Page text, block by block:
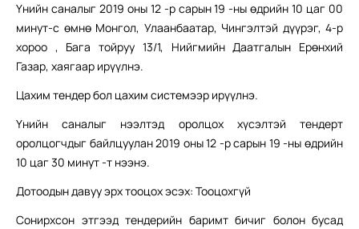
Үнийн саналыг 2019 оны 12 -р сарын 19 -ны өдрийн 10 цаг 00
минут-с өмнө Монгол, Улаанбаатар, Чингэлтэй дүүрэг, 4-р
хороо , Бага тойруу 13/1, Нийгмийн Даатгалын Ерөнхий
Газар, хаягаар ирүүлнэ.
Цахим тендер бол цахим системээр ирүүлнэ.
Үнийн саналыг нээлтэд оролцох хүсэлтэй тендерт
оролцогчдыг байлцуулан 2019 оны 12 -р сарын 19 -ны өдрийн
10 цаг 30 минут -т нээнэ.
Дотоодын давуу эрх тооцох эсэх: Тооцохгүй
Сонирхсон этгээд тендерийн баримт бичиг болон бусад